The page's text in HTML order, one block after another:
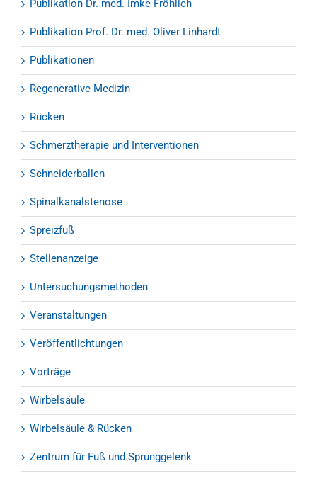
Publikation Dr. med. Imke Fröhlich
Publikation Prof. Dr. med. Oliver Linhardt
Publikationen
Regenerative Medizin
Rücken
Schmerztherapie und Interventionen
Schneiderballen
Spinalkanalstenose
Spreizfuß
Stellenanzeige
Untersuchungsmethoden
Veranstaltungen
Veröffentlichtungen
Vorträge
Wirbelsäule
Wirbelsäule & Rücken
Zentrum für Fuß und Sprunggelenk